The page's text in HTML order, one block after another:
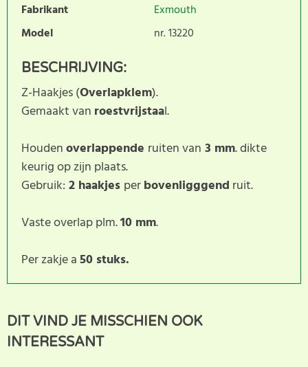
Fabrikant
Exmouth
Model
nr. 13220
BESCHRIJVING:
Z-Haakjes (Overlapklem).
Gemaakt van roestvrijstaal.
Houdenoverlappende ruiten van 3 mm. dikte
keurig op zijn plaats.
Gebruik: 2 haakjes perbovenligggend ruit.
Vaste overlap plm.10 mm.
Per zakje a50 stuks.
SCHRIJF BEOORDELING
Dit product heeft nog geen
klantbeoordeling. U helpt
anderen met hun keuze door uw ervaring te delen.
DIT VIND JE MISSCHIEN OOK
INTERESSANT